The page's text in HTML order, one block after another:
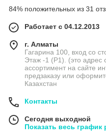
84% положительных из 31
Работает с 04.12.2013
г. Алматы
Гагарина 100, вход со
Этаж -1 (P1). (это адрес
ассортимент на сайте
предзаказу или
Казахстан
Контакты
Сегодня выходной
Показать весь график